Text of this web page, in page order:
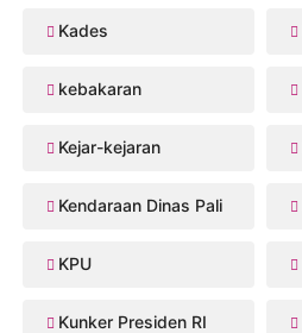
Kades
kebakaran
Kejar-kejaran
Kendaraan Dinas Pali
KPU
Kunker Presiden RI